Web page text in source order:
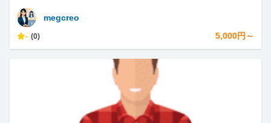
megcreo
- (0) 5,000円～